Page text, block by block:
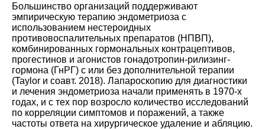
Большинство организаций поддерживают
эмпирическую терапию эндометриоза с
использованием нестероидных
противовоспалительных препаратов (НПВП),
комбинированных гормональных контрацептивов,
прогестинов и агонистов гонадотропин-рилизинг-
гормона (ГнРГ) с или без дополнительной терапии
(Taylor и соавт. 2018). Лапароскопию для диагностики
и лечения эндометриоза начали применять в 1970-х
годах, и с тех пор возросло количество исследований
по корреляции симптомов и поражений, а также
частоты ответа на хирургическое удаление и абляцию.